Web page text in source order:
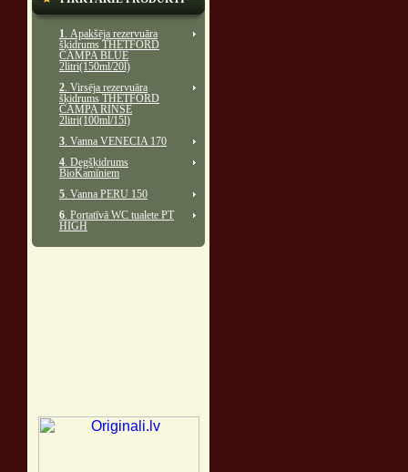
1. Apakšēja rezervuāra
šķidrums THETFORD
CAMPA BLUE
2litri(150ml/20l)
2. Virsēja rezervuāra
šķidrums THETFORD
CAMPA RINSE
2litri(100ml/15l)
3. Vanna VENECIA 170
4. Degšķidrums
BioKamīniem
5. Vanna PERU 150
6. Portatīvā WC tualete PT
HIGH